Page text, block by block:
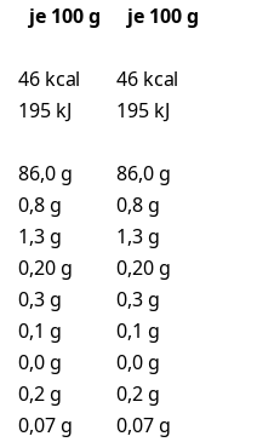
je 100g
je 100 g
46 kcal
46 kcal
195 kJ
195 kJ
86,0 g
86,0 g
0,8 g
0,8 g
1,3 g
1,3 g
0,20 g
0,20 g
0,3 g
0,3 g
0,1 g
0,1 g
0,0 g
0,0 g
0,2 g
0,2 g
0,07 g
0,07 g